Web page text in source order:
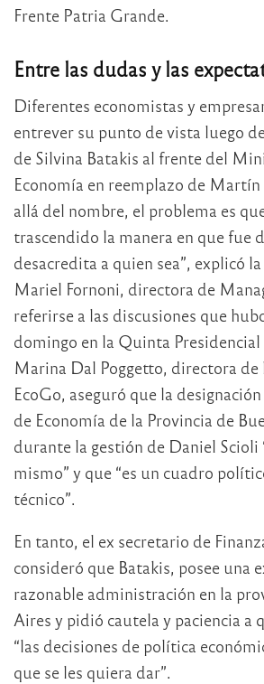
Frente Patria Grande.
Entre las dudas y las
Diferentes economistas y
entrever su punto de vista luego
de Silvina Batakis al frente del
Economía en reemplazo de
allá del nombre, el problema es
trascendido la manera en que fue
desacredita a quien sea”, explicó
Mariel Fornoni, directora de
referirse a las discusiones que
domingo en la Quinta
Marina Dal Poggetto, directora de
EcoGo, aseguró que la
de Economía de la Provincia de
durante la gestión de Daniel Scioli
mismo” y que “es un cuadro
técnico”.
En tanto, el ex secretario de
consideró que Batakis, posee una
razonable administración en la
Aires y pidió cautela y paciencia a
“las decisiones de política
que se les quiera dar”.